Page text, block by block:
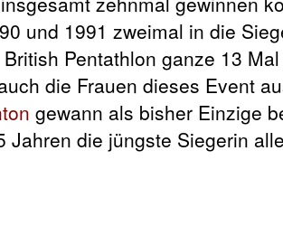
und 1991 zweimal in die
Pentathlon ganze 13
die Frauen dieses Event
gewann als bisher Einzige
Jahren die jüngste Siegerin